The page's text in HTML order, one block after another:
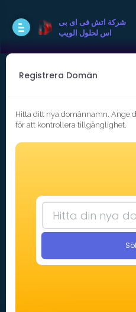
شركة اتش فى اى بى
اس لحلول الويب
Registrera Domän
Hitta ditt nya domännamn. Ange
för att kontrollera tillgänglighet.